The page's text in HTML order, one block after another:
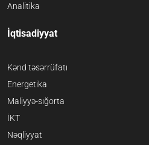
Analitika
İqtisadiyyat
Kənd təsərrüfatı
Energetika
Maliyyə-sığorta
İKT
Nəqliyyat